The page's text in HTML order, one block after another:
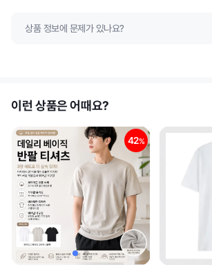
상품 정보에 문제가 있나요?
이런 상품은 어때요?
42%